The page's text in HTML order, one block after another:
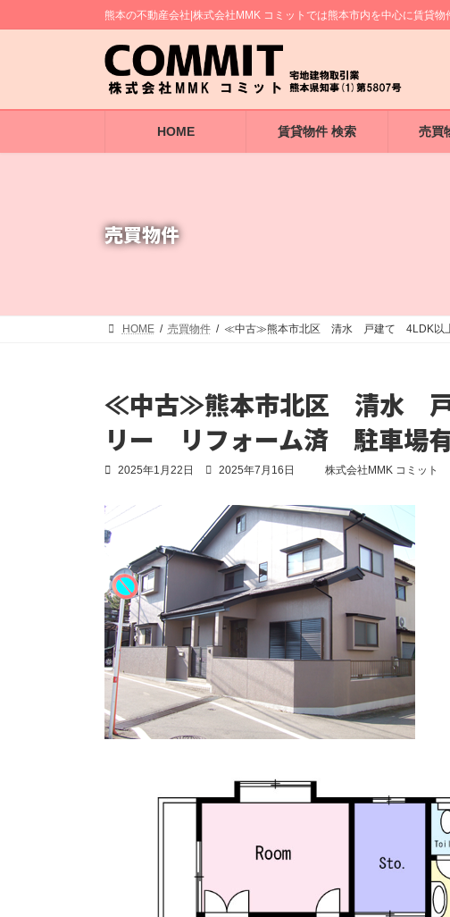
プ
動
熊本の不動産会社|株式会社MMK コミットでは熊本市内を中心に賃貸
HOME 賃貸物件 検索 売買
売買物件
HOME 売買物件 ≪中古≫熊本市北区 清水 戸建て 4LDK以
≪中古≫熊本市北区 清水
リー リフォーム済 駐車場
2025年1月22日
最
新
日
時
:
2025年7月16日 株式会社MMK コミット